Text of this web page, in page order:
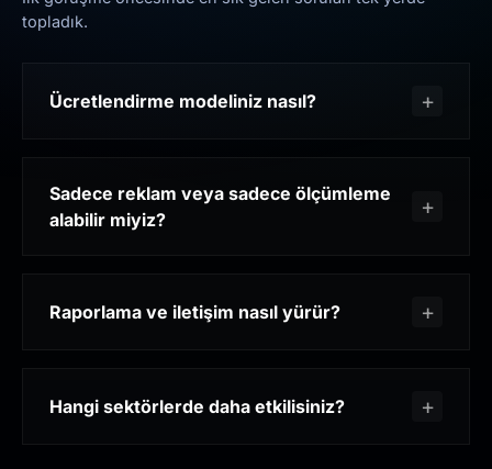
topladık.
Ücretlendirme modeliniz nasıl?
Sadece reklam veya sadece ölçümleme
alabilir miyiz?
Raporlama ve iletişim nasıl yürür?
Hangi sektörlerde daha etkilisiniz?